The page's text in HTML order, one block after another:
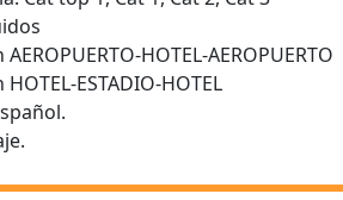
HOTEL-AEROPUERTO
ESTADIO-HOTEL